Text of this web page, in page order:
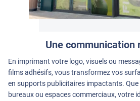
Une communication
En imprimant votre logo, visuels ou
films adhésifs, vous transformez vos
en supports publicitaires impactants. Que
bureaux ou espaces commerciaux, votre